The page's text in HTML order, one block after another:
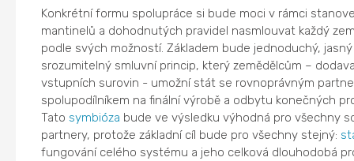
Konkrétní formu spolupráce si bude moci v rámci
mantinelů a dohodnutých pravidel nasmlouvat každý
podle svých možností. Základem bude jednoduchý,
srozumitelný smluvní princip, který zemědělcům –
vstupních surovin - umožní stát se rovnoprávným
spolupodílníkem na finální výrobě a odbytu konečných
Tato symbióza bude ve výsledku výhodná pro všechny
partnery, protože základní cíl bude pro všechny stejný:
fungování celého systému a jeho celková dlouhodobá